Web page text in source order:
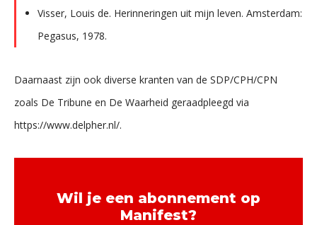
Visser, Louis de. Herinneringen uit mijn leven. Amsterdam:
Pegasus, 1978.
Daarnaast zijn ook diverse kranten van de SDP/CPH/CPN
zoals De Tribune en De Waarheid geraadpleegd via
https://www.delpher.nl/.
Wil je een abonnement op
Manifest?